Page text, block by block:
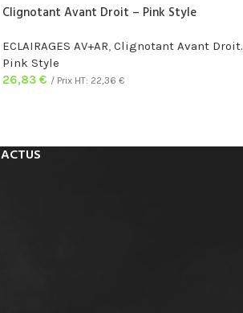
Clignotant Avant Droit – Pink Style
ECLAIRAGES AV+AR, Clignotant Avant Droit.
Pink Style
26,83 € / Prix HT: 22,36 €
ACTUS